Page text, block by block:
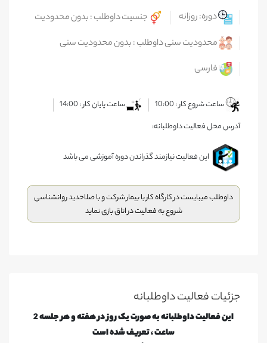
دوره: روزانه
جنسیت داوطلب : بدون محدودیت
محدودیت سنی داوطلب : بدون محدودیت سنی
فارسی
ساعت شروع کار : 10:00
ساعت پایان کار : 14:00
آدرس محل فعالیت داوطلبانه:
این فعالیت نیازمند گذراندن دوره آموزشی می باشد
داوطلب میبایست در کارگاه کار با بیمار شرکت و با صلاحدید روانشناسی
شروع به فعالیت در اتاق بازی نماید
جزئیات فعالیت‌ داوطلبانه
این فعالیت داوطلبانه به صورت یک روز در هفته و هر جلسه 2
ساعت ، تعریف شده است